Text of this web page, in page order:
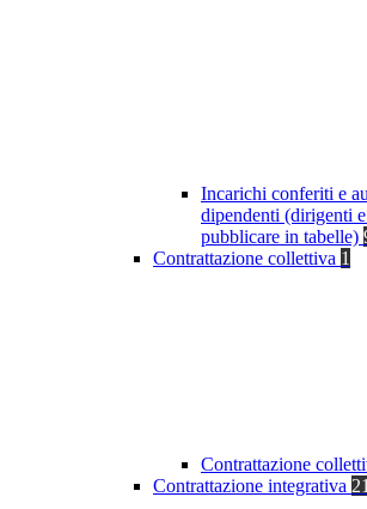
Incarichi conferiti e
dipendenti (dirigenti
pubblicare in tabelle)
Contrattazione collettiva 1
Contrattazione
Contrattazione integrativa 21